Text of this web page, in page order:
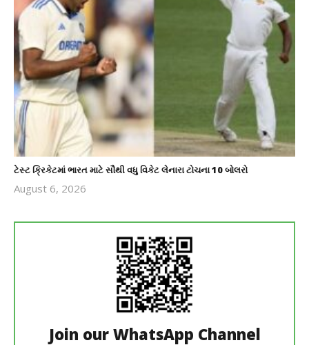
ટેસ્ટ ક્રિકેટમાં ભારત માટે સૌથી વધુ વિકેટ લેનારા ટોચના 10 બોલરો
August 6, 2026
Join our WhatsApp Channel